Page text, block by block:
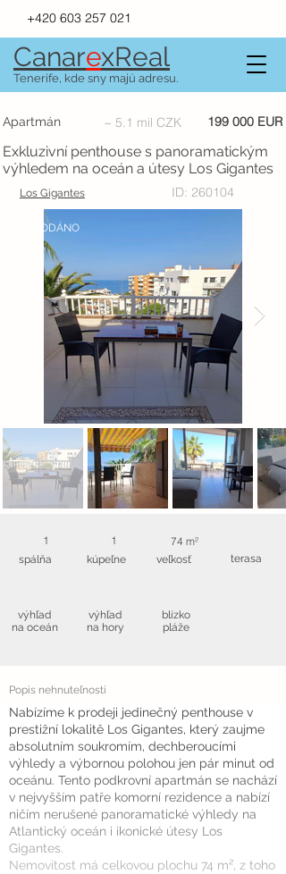
+420 603 257 021
CanarexReal
Tenerife, kde sny majú adresu.
Apartmán ~ 5.1 mil CZK 199 000 EUR
Exkluzivní penthouse s panoramatickým
výhledem na oceán a útesy Los Gigantes
Los Gigantes ID: 260104
PRODÁNO
1
spálňa
1
kúpeľne
74 m²
veľkosť
výhľad
na oceán
výhľad
na hory
blízko
pláže
terasa
Popis nehnuteľnosti
Nabízíme k prodeji jedinečný penthouse v
prestižní lokalitě Los Gigantes, který zaujme
absolutním soukromím, dechberoucími
výhledy a výbornou polohou jen pár minut od
oceánu. Tento podkrovní apartmán se nachází
v nejvyšším patře komorní rezidence a nabízí
ničím nerušené panoramatické výhledy na
Atlantický oceán i ikonické útesy Los
Gigantes.
Nemovitost má celkovou plochu 74 m², z toho